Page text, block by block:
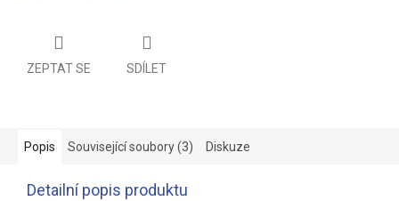
ZEPTAT SE SDÍLET
Popis Související soubory (3) Diskuze
Detailní popis produktu